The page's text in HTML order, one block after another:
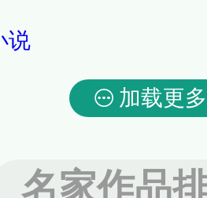
说
加载更多
名家作品